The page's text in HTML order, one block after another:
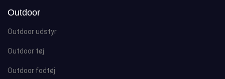
Outdoor
Outdoor udstyr
Outdoor tøj
Outdoor fodtøj